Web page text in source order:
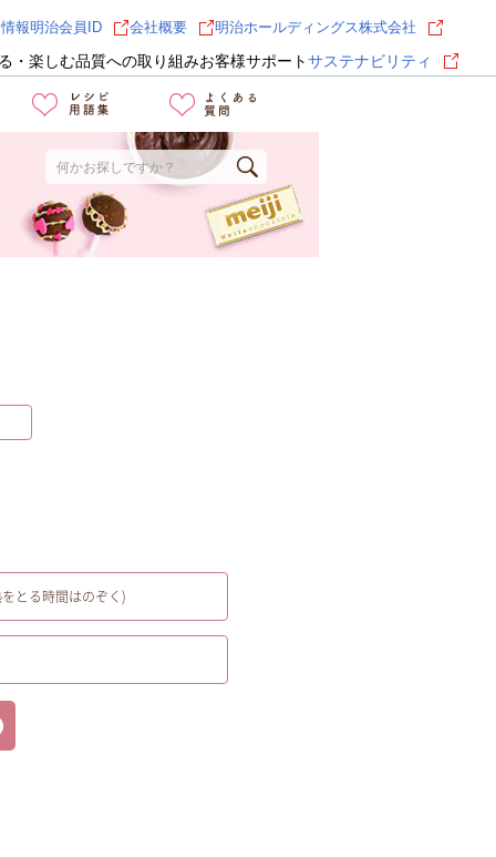
・楽しむ品質への取り組みお客様サポートサステナビリティ
報明治会員ID 会社概要 明治ホールディングス株式会社
とる時間はのぞく)